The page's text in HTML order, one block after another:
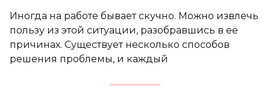
Иногда на работе бывает скучно. Можно извлечь
пользу из этой ситуации, разобравшись в её
причинах. Существует несколько способов
решения проблемы, и каждый